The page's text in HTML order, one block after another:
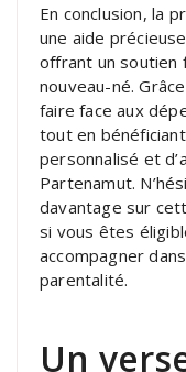
En conclusion, la
une aide
offrant un soutien
nouveau-né.
faire face aux
tout en
personnalisé et
Partenamut.
davantage sur
si vous êtes
accompagner
parentalité.
Un